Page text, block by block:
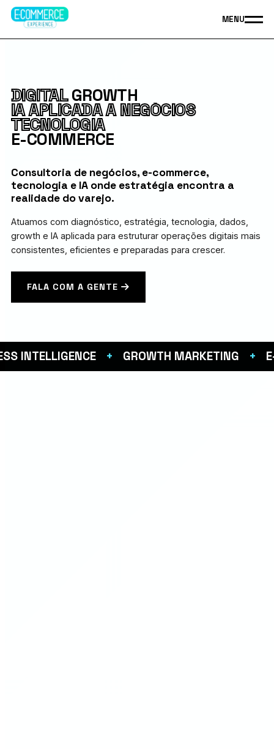
MENU
E-COMMERCE EXPERIENCE:
DIGITAL GROWTH
IA APLICADAA NEGÓCIOS
TECNOLOGIA
E-COMMERCE
Consultoria de negócios, e-commerce,
tecnologia e IA onde estratégia encontra a
realidade do varejo.
Atuamos com diagnóstico, estratégia, tecnologia, dados,
growth e IA aplicada para estruturar operações digitais mais
consistentes, eficientes e preparadas para crescer.
FALA COM A GENTE
INTELLIGENCE + GROWTH MARKETING +